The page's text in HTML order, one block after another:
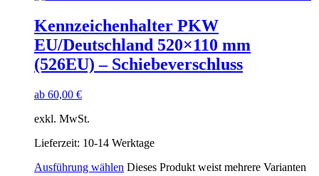
Kennzeichenhalter PKW
EU/Deutschland 520×110 mm
(526EU) – Schiebeverschluss
ab 60,00 €
exkl. MwSt.
Lieferzeit: 10-14 Werktage
Ausführung wählen Dieses Produkt weist mehrere Varianten